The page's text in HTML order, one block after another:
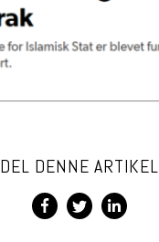
DEL DENNE ARTIKEL